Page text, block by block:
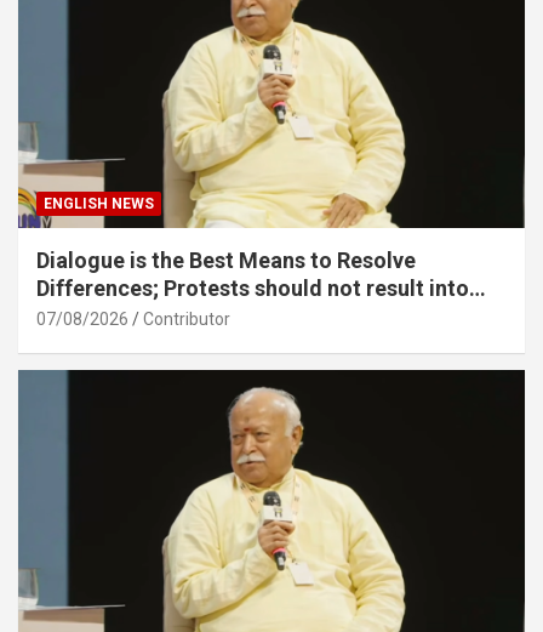
ENGLISH NEWS
Dialogue is the Best Means to Resolve
Differences; Protests should not result into
division – Sarsanghchalak Dr. Mohan
07/08/2026 Contributor